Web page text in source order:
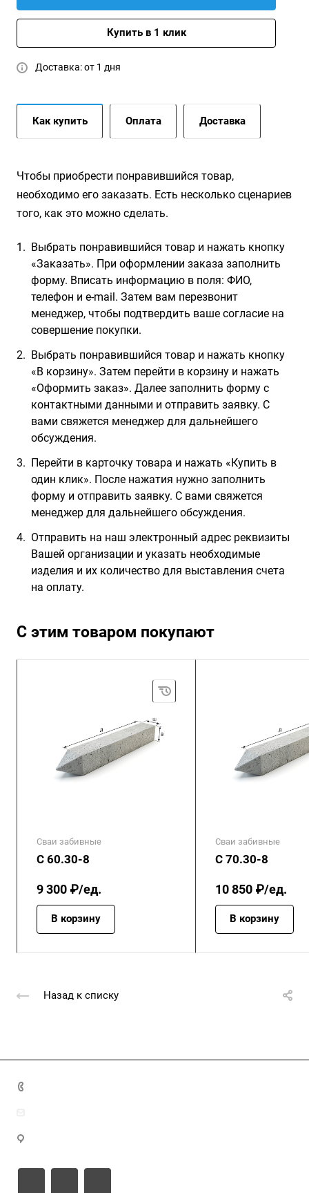
Купить в 1 клик
Доставка: от 1 дня
Как купить Оплата Доставка
Чтобы приобрести понравившийся товар,
необходимо его заказать. Есть несколько сценариев
того, как это можно сделать.
Выбрать понравившийся товар и нажать кнопку
«Заказать». При оформлении заказа заполнить
форму. Вписать информацию в поля: ФИО,
телефон и e-mail. Затем вам перезвонит
менеджер, чтобы подтвердить ваше согласие на
совершение покупки.
Выбрать понравившийся товар и нажать кнопку
«В корзину». Затем перейти в корзину и нажать
«Оформить заказ». Далее заполнить форму с
контактными данными и отправить заявку. С
вами свяжется менеджер для дальнейшего
обсуждения.
Перейти в карточку товара и нажать «Купить в
один клик». После нажатия нужно заполнить
форму и отправить заявку. С вами свяжется
менеджер для дальнейшего обсуждения.
Отправить на наш электронный адрес реквизиты
Вашей организации и указать необходимые
изделия и их количество для выставления счета
на оплату.
С этим товаром покупают
Сваи забивные
С 60.30-8
9 300 ₽/ед.
В корзину
Сваи забивные
С 70.30-8
10 850 ₽/ед.
В корзину
Назад к списку